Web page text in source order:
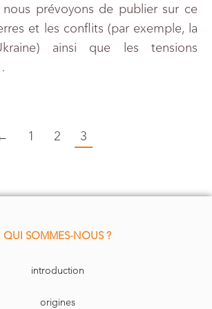
prévoyons de publier sur ce
et les conflits (par exemple, la
ainsi que les tensions
1 2 3
QUI SOMMES-NOUS ?
introduction
origines